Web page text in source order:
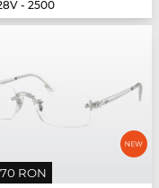
- 2500
RON